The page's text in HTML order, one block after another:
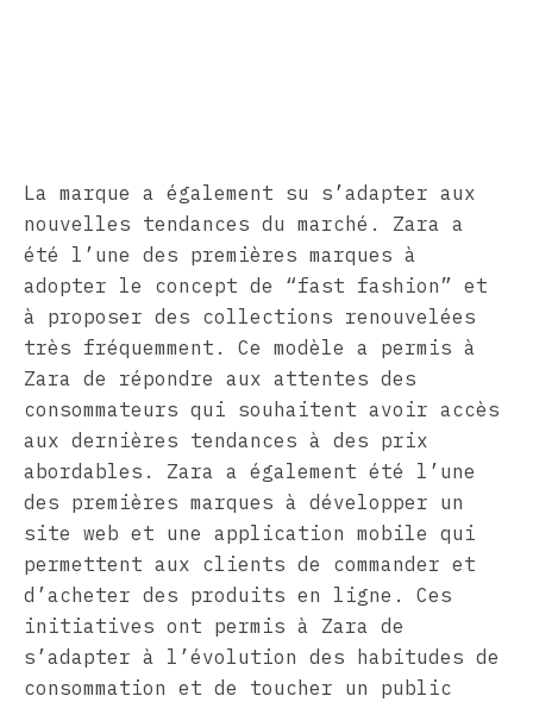
La marque a également su s’adapter aux
nouvelles tendances du marché. Zara a
été l’une des premières marques à
adopter le concept de “fast fashion” et
à proposer des collections renouvelées
très fréquemment. Ce modèle a permis à
Zara de répondre aux attentes des
consommateurs qui souhaitent avoir accès
aux dernières tendances à des prix
abordables. Zara a également été l’une
des premières marques à développer un
site web et une application mobile qui
permettent aux clients de commander et
d’acheter des produits en ligne. Ces
initiatives ont permis à Zara de
s’adapter à l’évolution des habitudes de
consommation et de toucher un public